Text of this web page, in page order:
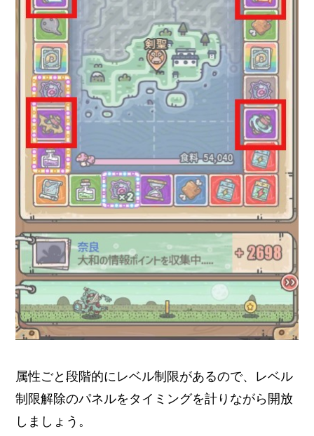
属性ごと段階的にレベル制限があるので、レベル
制限解除のパネルをタイミングを計りながら開放
しましょう。